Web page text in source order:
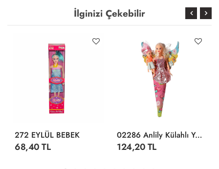
İlginizi Çekebilir
272 EYLÜL BEBEK
68,40 TL
02286 Anlily Külahlı Yavrulu Bebek -Oydaş
124,20 TL